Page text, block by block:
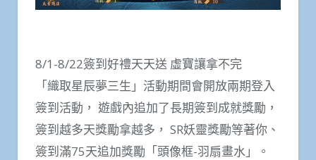
8/1-8/22簽到好禮天天送 虛寶讓拿不完
「織取星辰夢三生」活動期間會開放兩期登入
簽到活動， 遊戲內追加了長期簽到成就獎勵，
簽到越多天獎勵拿越多， SR妖靈獎勵等著你、
簽到滿75天追加獎勵「頭像框-羽扇畫水」。